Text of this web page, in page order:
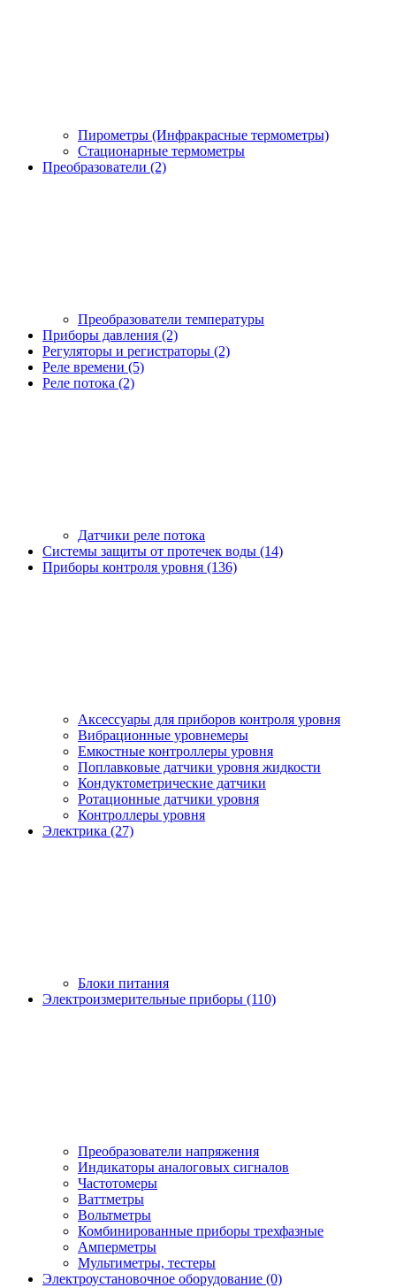
Пирометры (Инфракрасные термометры)
Стационарные термометры
Преобразователи (2)
Преобразователи температуры
Приборы давления (2)
Регуляторы и регистраторы (2)
Реле времени (5)
Реле потока (2)
Датчики реле потока
Системы защиты от протечек воды (14)
Приборы контроля уровня (136)
Аксессуары для приборов контроля уровня
Вибрационные уровнемеры
Емкостные контроллеры уровня
Поплавковые датчики уровня жидкости
Кондуктометрические датчики
Ротационные датчики уровня
Контроллеры уровня
Электрика (27)
Блоки питания
Электроизмерительные приборы (110)
Преобразователи напряжения
Индикаторы аналоговых сигналов
Частотомеры
Ваттметры
Вольтметры
Комбинированные приборы трехфазные
Амперметры
Мультиметры, тестеры
Электроустановочное оборудование (0)